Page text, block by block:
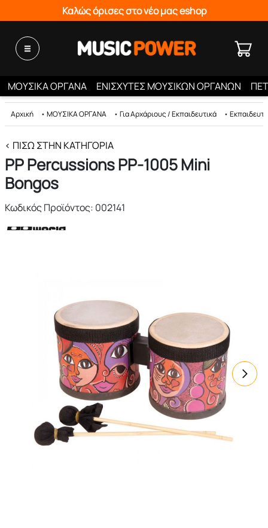
Καλώς όρισες στο νέο μας eshop
ΜΟΥΣΙΚΑ ΟΡΓΑΝΑ ΕΝΙΣΧΥΤΕΣ ΜΟΥΣΙΚΩΝ ΟΡΓΑΝΩΝ
Αρχική • ΜΟΥΣΙΚΑ ΟΡΓΑΝΑ • Για Αρχάριους / Εκπαιδευτικά •
< ΠΊΣΩ ΣΤΗΝ ΚΑΤΗΓΟΡΊΑ
PP Percussions PP-1005 Mini
Bongos
Κωδικός Προϊόντος: 002141